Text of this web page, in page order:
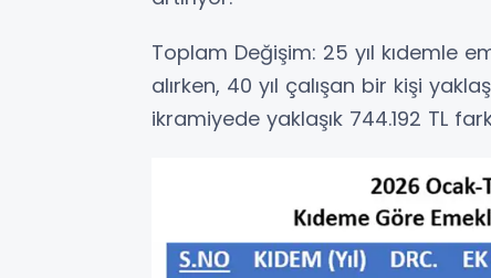
Toplam Değişim: 25 yıl kıdemle
alırken, 40 yıl çalışan bir kişi
ikramiyede yaklaşık 744.192 TL